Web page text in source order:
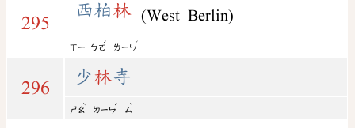
295
西柏林 (West Berlin)
ㄒㄧ ㄅㄛ
ˊ
ㄌㄧㄣ
ˊ
296
少林寺
ㄕㄠ
ˋ
ㄌㄧㄣ
ˊ
ㄙ
ˋ